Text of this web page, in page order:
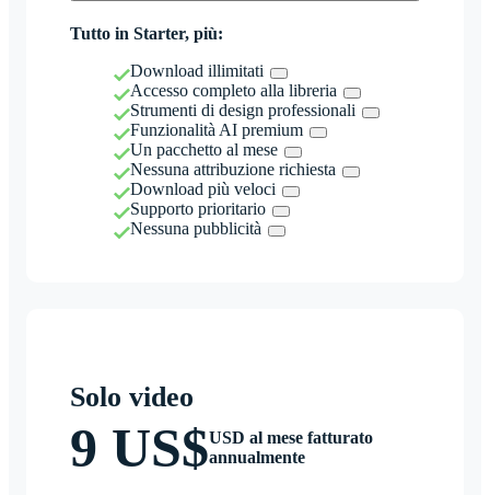
Tutto in Starter, più:
Download illimitati
Accesso completo alla libreria
Strumenti di design professionali
Funzionalità AI premium
Un pacchetto al mese
Nessuna attribuzione richiesta
Download più veloci
Supporto prioritario
Nessuna pubblicità
Solo video
9 US$USD al mese fatturato
annualmente